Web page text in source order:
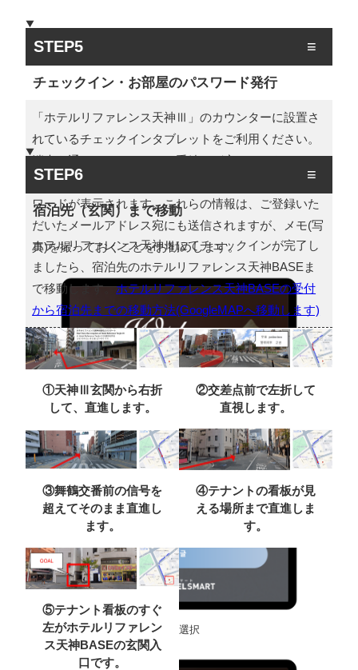
STEP5
チェックイン・お部屋のパスワード発行
「ホテルリファレンス天神Ⅲ」のカウンターに設置さ
れているチェックインタブレットをご利用ください。
端末を通してチェックイン手続きが完了したら、エン
トランスのロックの解除コード及び部屋の番号・パス
ワードが表示されます。これらの情報は、ご登録いた
だいたメールアドレス宛にも送信されますが、メモ(写
真)を撮っておくことをお勧めします。
言語選択
STEP6
宿泊先（玄関）まで移動
ホテルリファレンス天神Ⅲにてチェックインが完了し
ましたら、宿泊先のホテルリファレンス天神BASEま
で移動します。ホテルリファレンス天神BASEの受付
から宿泊先までの移動方法(GoogleMAPへ移動します)
①天神Ⅲ玄関から右折
して、直進します。
②交差点前で左折して
直視します。
③舞鶴交番前の信号を
超えてそのまま直進し
ます。
④テナントの看板が見
える場所まで直進しま
す。
⑤テナント看板のすぐ
左がホテルリファレン
ス天神BASEの玄関入
口です。